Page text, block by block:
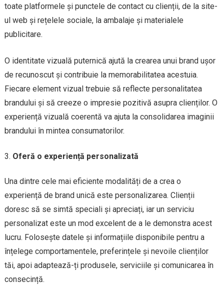
toate platformele și punctele de contact cu clienții, de la site-
ul web și rețelele sociale, la ambalaje și materialele
publicitare.
O identitate vizuală puternică ajută la crearea unui brand ușor
de recunoscut și contribuie la memorabilitatea acestuia.
Fiecare element vizual trebuie să reflecte personalitatea
brandului și să creeze o impresie pozitivă asupra clienților. O
experiență vizuală coerentă va ajuta la consolidarea imaginii
brandului în mintea consumatorilor.
Oferă o experiență personalizată
Una dintre cele mai eficiente modalități de a crea o
experiență de brand unică este personalizarea. Clienții
doresc să se simtă speciali și apreciați, iar un serviciu
personalizat este un mod excelent de a le demonstra acest
lucru. Folosește datele și informațiile disponibile pentru a
înțelege comportamentele, preferințele și nevoile clienților
tăi, apoi adaptează-ți produsele, serviciile și comunicarea în
consecință.